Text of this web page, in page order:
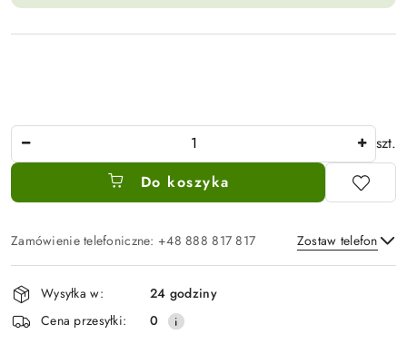
szt.
Do koszyka
Zamówienie telefoniczne: +48 888 817 817 Zostaw telefon
Wyślij
Dostępność
i
dostawa
Wysyłka w:
24 godziny
Cena przesyłki:
0